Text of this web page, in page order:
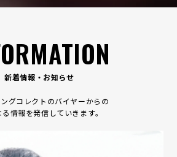
新着情報・お知らせ
グコレクトのバイヤーからの
情報を発信していきます｡